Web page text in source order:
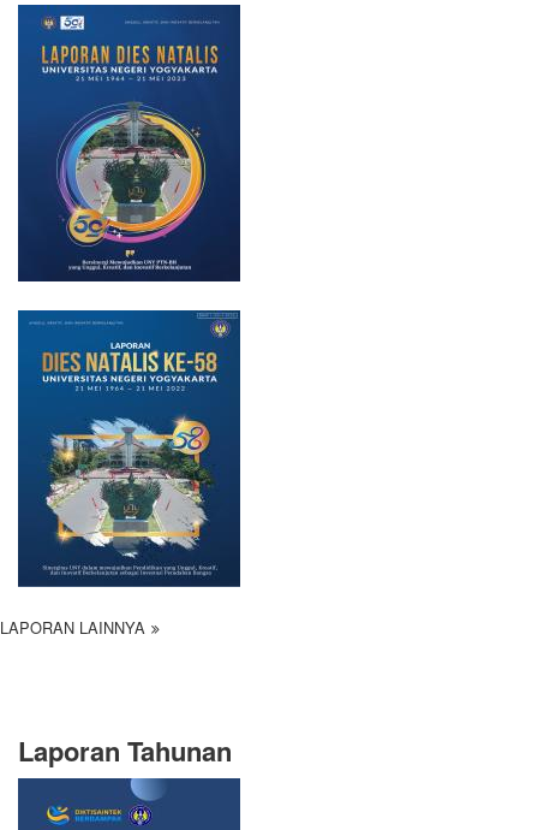
LAPORAN LAINNYA
Laporan Tahunan